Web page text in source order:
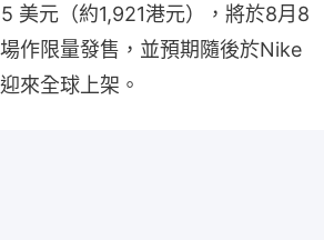
美元（約1,921港元），將於8月8
作限量發售，並預期隨後於Nike
來全球上架。